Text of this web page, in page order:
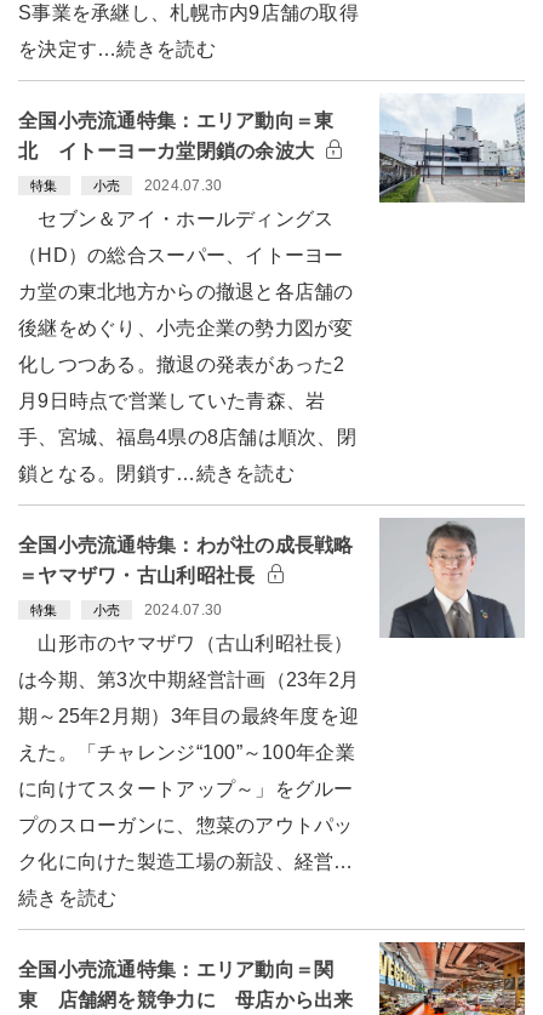
S事業を承継し、札幌市内9店舗の取得
を決定す…続きを読む
全国小売流通特集：エリア動向＝東
北 イトーヨーカ堂閉鎖の余波大
特集 小売 2024.07.30
セブン＆アイ・ホールディングス
（HD）の総合スーパー、イトーヨー
カ堂の東北地方からの撤退と各店舗の
後継をめぐり、小売企業の勢力図が変
化しつつある。撤退の発表があった2
月9日時点で営業していた青森、岩
手、宮城、福島4県の8店舗は順次、閉
鎖となる。閉鎖す…続きを読む
全国小売流通特集：わが社の成長戦略
＝ヤマザワ・古山利昭社長
特集 小売 2024.07.30
山形市のヤマザワ（古山利昭社長）
は今期、第3次中期経営計画（23年2月
期～25年2月期）3年目の最終年度を迎
えた。「チャレンジ“100”～100年企業
に向けてスタートアップ～」をグルー
プのスローガンに、惣菜のアウトパッ
ク化に向けた製造工場の新設、経営…
続きを読む
全国小売流通特集：エリア動向＝関
東 店舗網を競争力に 母店から出来